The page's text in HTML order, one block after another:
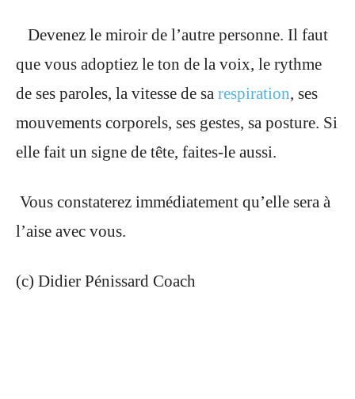
Devenez le miroir de l’autre personne. Il faut
que vous adoptiez le ton de la voix, le rythme
de ses paroles, la vitesse de sa respiration, ses
mouvements corporels, ses gestes, sa posture. Si
elle fait un signe de tête, faites-le aussi.
Vous constaterez immédiatement qu’elle sera à
l’aise avec vous.
(c) Didier Pénissard Coach